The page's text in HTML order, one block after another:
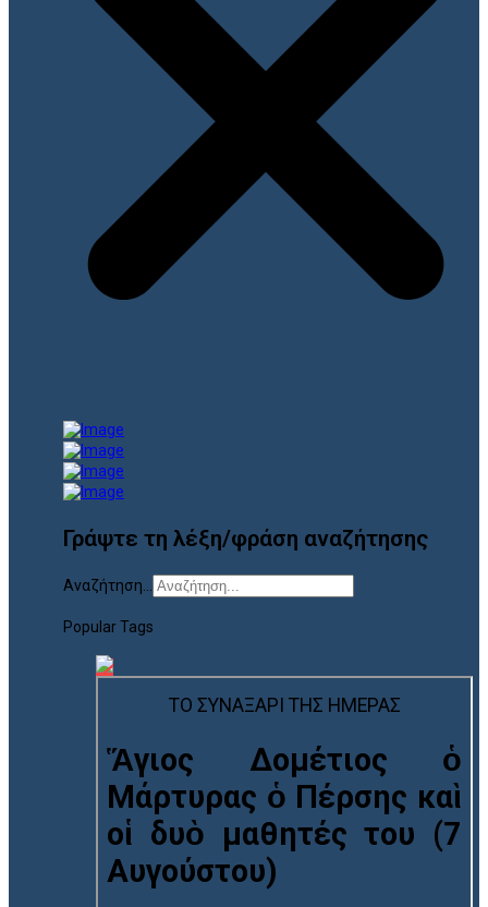
Γράψτε τη λέξη/φράση αναζήτησης
Αναζήτηση...
Popular Tags